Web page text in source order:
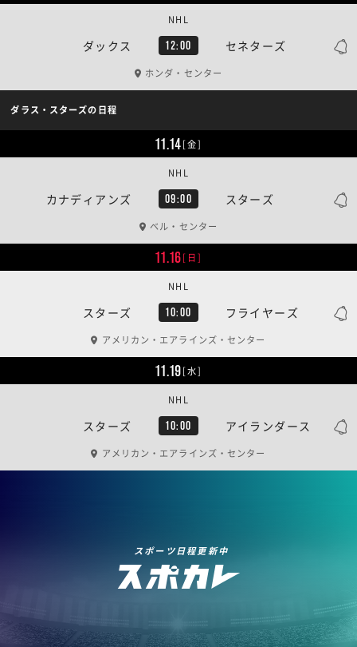
ダックス 12:00 セネターズ
NHL
ホンダ・センター
ダラス・スターズの日程
11.14[金]
カナディアンズ 09:00 スターズ
NHL
ベル・センター
11.16[日]
スターズ 10:00 フライヤーズ
NHL
アメリカン・エアラインズ・センター
11.19[水]
スターズ 10:00 アイランダース
NHL
アメリカン・エアラインズ・センター
スポーツ日程更新中